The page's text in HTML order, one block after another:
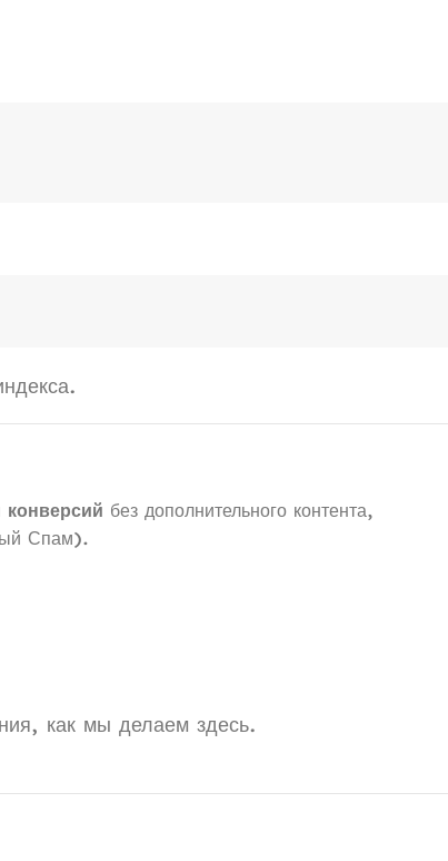
без дополнительного контента,
Спам).
как мы делаем здесь.